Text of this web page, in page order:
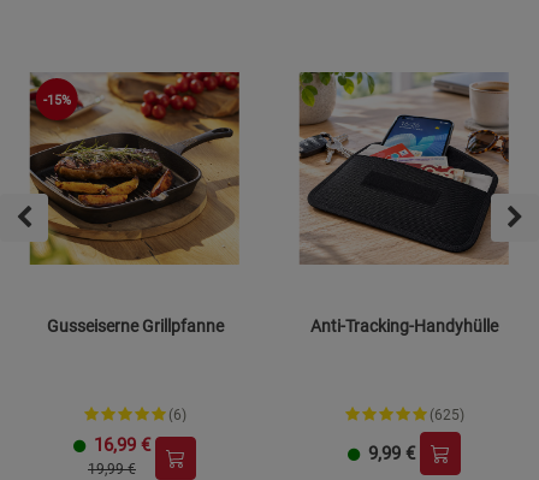
-15%
Gusseiserne Grillpfanne
(6)
16,99 €
19,99 €
Anti-Tracking-Handyhülle
(625)
9,99 €